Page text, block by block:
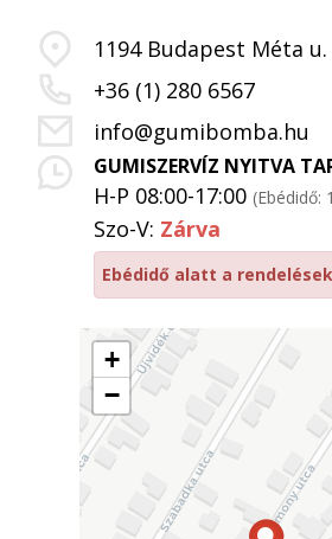
+
−
1194 Budapest Méta u.
+36 (1) 280 6567
info@gumibomba.hu
GUMISZERVÍZ NYITVA
H-P 08:00-17:00 (Ebédidő:
Szo-V: Zárva
Ebédidő alatt a